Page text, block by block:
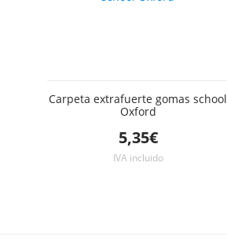
Carpeta extrafuerte gomas school
Oxford
5,35€
IVA incluido